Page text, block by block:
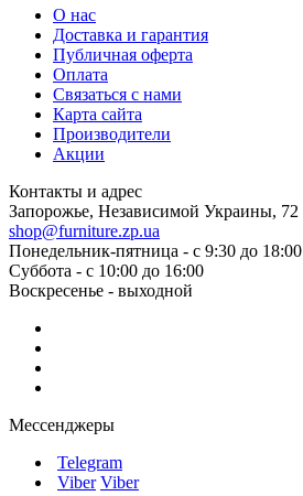
О нас
Доставка и гарантия
Публичная оферта
Оплата
Связаться с нами
Карта сайта
Производители
Акции
Контакты и адрес
Запорожье, Независимой Украины, 72
shop@furniture.zp.ua
Понедельник-пятница - с 9:30 до 18:00
Суббота - с 10:00 до 16:00
Воскресенье - выходной
Мессенджеры
Telegram
Viber Viber